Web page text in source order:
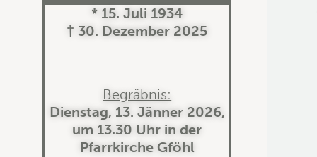
* 15. Juli 1934
† 30. Dezember 2025
Begräbnis:
Dienstag, 13. Jänner 2026,
um 13.30 Uhr in der
Pfarrkirche Gföhl